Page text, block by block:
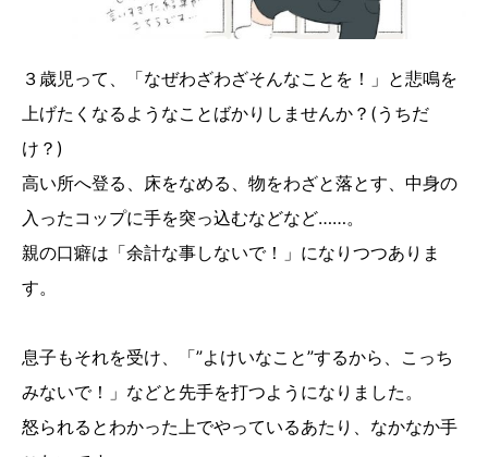
３歳児って、「なぜわざわざそんなことを！」と悲鳴を
上げたくなるようなことばかりしませんか？(うちだ
け？)
高い所へ登る、床をなめる、物をわざと落とす、中身の
入ったコップに手を突っ込むなどなど……。
親の口癖は「余計な事しないで！」になりつつありま
す。
息子もそれを受け、「”よけいなこと”するから、こっち
みないで！」などと先手を打つようになりました。
怒られるとわかった上でやっているあたり、なかなか手